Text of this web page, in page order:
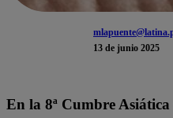
13 de junio 2025
En la 8ª Cumbre